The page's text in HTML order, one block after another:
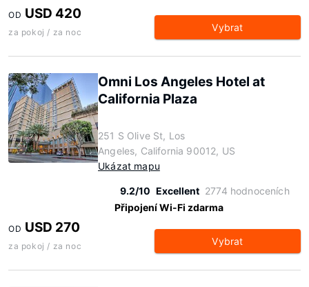
OD USD 420
za pokoj / za noc Vybrat
Omni Los Angeles Hotel at
California Plaza
251 S Olive St, Los
Angeles, California 90012, US
Ukázat mapu
9.2/10 Excellent 2774 hodnoceních
Připojení Wi-Fi zdarma
OD USD 270
za pokoj / za noc Vybrat